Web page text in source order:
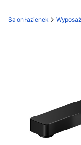
Salon łazienek